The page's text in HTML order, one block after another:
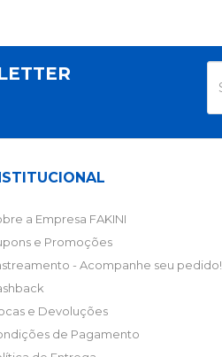
a Empresa FAKINI
e Promoções
- Acompanhe seu pedido!
e Devoluções
de Pagamento